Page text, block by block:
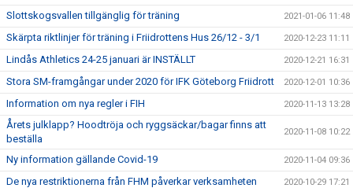
Slottskogsvallen tillgänglig för träning 2021-01-06 11:48
Skärpta riktlinjer för träning i Friidrottens Hus 26/12 - 3/1 2020-12-23 11:11
Lindås Athletics 24-25 januari är INSTÄLLT 2020-12-21 16:31
Stora SM-framgångar under 2020 för IFK Göteborg Friidrott 2020-12-01 10:36
Information om nya regler i FIH 2020-11-13 13:28
Årets julklapp? Hoodtröja och ryggsäckar/bagar finns att
beställa
2020-11-08 10:22
Ny information gällande Covid-19 2020-11-04 09:36
De nya restriktionerna från FHM påverkar verksamheten 2020-10-29 17:21